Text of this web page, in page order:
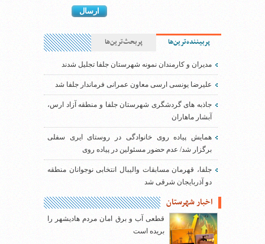
پربیننده‌ترین‌ها پربحث‌ترین‌ها
مدیران و کارمندان نمونه شهرستان جلفا تجلیل شدند
علیرضا یونسی ارسی معاون عمرانی فرماندار جلفا شد
جاذبه های گردشگری شهرستان جلفا و منطقه آزاد ارس،
آبشار ماهاران
همایش پیاده روی خانوادگی در روستای ایری سفلی
برگزار شد/ عدم حضور مسئولین در پیاده روی
جلفا، قهرمان مسابقات والیبال انتخابی نوجوانان منطقه
دو آذربایجان شرقی شد
اخبار شهرستان
قطعی آب و برق امان مردم هادیشهر را
بریده است